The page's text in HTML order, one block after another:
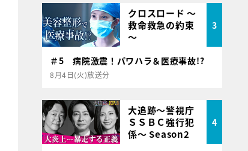
クロスロード ～
救命救急の約束
～
3
＃5 病院激震！パワハラ＆医療事故!?
8月4日(火)放送分
大追跡～警視庁
ＳＳＢＣ強行犯
係～ Season2
4